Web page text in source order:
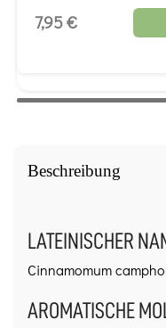
Beschreibung
LATEINISCHER
Cinnamomum
AROMATISCHE
7,95 €